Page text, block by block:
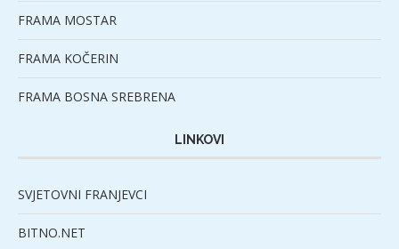
FRAMA MOSTAR
FRAMA KOČERIN
FRAMA BOSNA SREBRENA
LINKOVI
SVJETOVNI FRANJEVCI
BITNO.NET